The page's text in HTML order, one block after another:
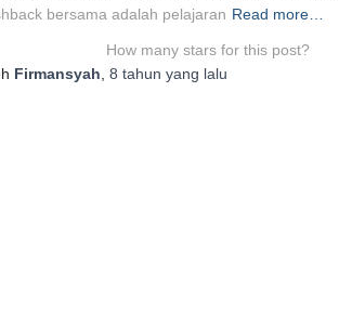
bersama adalah pelajaran Read more…
How many stars for this post?
Firmansyah 8 tahun yang lalu